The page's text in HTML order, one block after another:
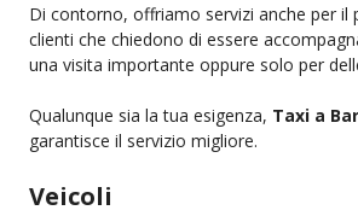
Di contorno, offriamo servizi anche per il
clienti che chiedono di essere
una visita importante oppure solo per
Qualunque sia la tua esigenza, Taxi a
garantisce il servizio migliore.
Veicoli